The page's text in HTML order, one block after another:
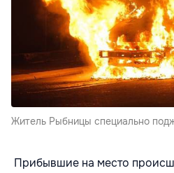
Житель Рыбницы специально
Прибывшие на место